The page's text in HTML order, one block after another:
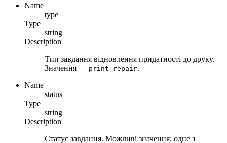
Name
type
Type
string
Description
Тип завдання відновлення придатності до друку.
Значення — print-repair.
Name
status
Type
string
Description
Статус завдання. Можливі значення: одне з